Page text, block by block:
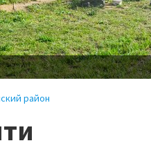
район